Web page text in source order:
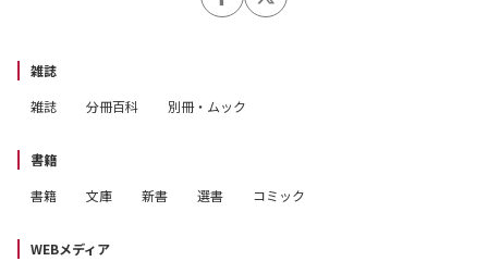
雑誌
雑誌
分冊百科 別冊・ムック
書籍
書籍
文庫 新書 選書 コミック
WEBメディア